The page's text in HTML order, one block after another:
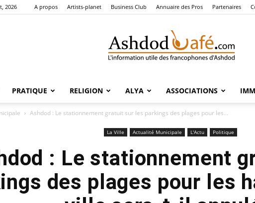
2026 A propos Artists-planet Business Club Annuaire des Pros Partenaires
Café
PRATIQUE RELIGION ALYA ASSOCIATIONS
Ashdod : Le stationnement gratuit sur les parkings des plages pour les...
La Ville Actualité Municipale L'Actu Politique
: Le stationnement
des plages pour les